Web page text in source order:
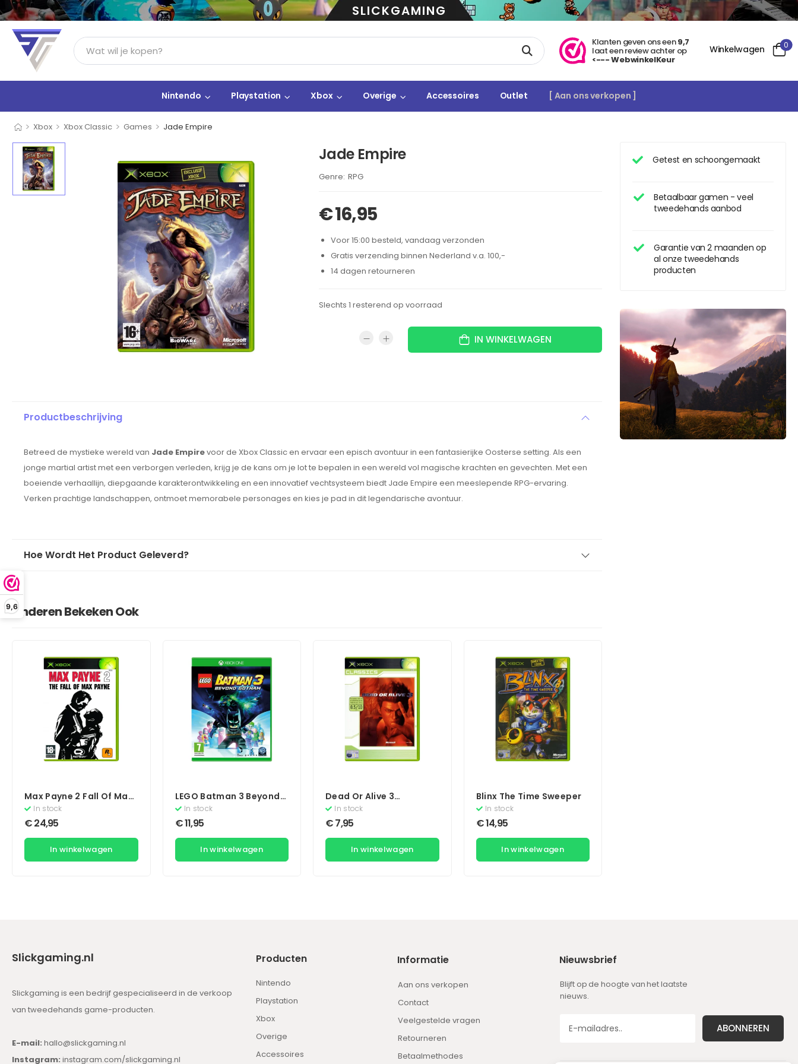
9,6
SLICKGAMING
Klanten geven ons een9,7
laat een review achter op
<--- WebwinkelKeur
Winkelwagen 0
Nintendo Playstation Xbox Overige Accessoires Outlet [ Aan ons verkopen ]
> Xbox > Xbox Classic > Games > Jade Empire
Getest en schoongemaakt
Betaalbaar gamen - veel
tweedehands aanbod
Garantie van 2 maanden op
al onze tweedehands
producten
Jade Empire
Brand:
RPG
€16,95
Voor 15:00 besteld, vandaag verzonden
Gratis verzending binnen Nederland v.a. 100,-
14 dagen retourneren
Slechts 1 resterend op voorraad
IN WINKELWAGEN
Productbeschrijving
Betreed de mystieke wereld van Jade Empirevoor de Xbox Classic en ervaar een episch avontuur in een fantasierijke Oosterse setting. Als een
jonge martial artist met een verborgen verleden, krijg je de kans om je lot te bepalen in een wereld vol magische krachten en gevechten. Met een
boeiende verhaallijn, diepgaande karakterontwikkeling en een innovatief vechtsysteem biedt Jade Empire een meeslepende RPG-ervaring.
Verken prachtige landschappen, ontmoet memorabele personages en kies je pad in dit legendarische avontuur.
Hoe Wordt Het Product Geleverd?
Anderen Bekeken Ook
Max Payne 2 Fall Of Max
Payne
In stock
€24,95
In winkelwagen
LEGO Batman 3 Beyond
Gotham
In stock
€11,95
In winkelwagen
Dead Or Alive 3
(Classics)
In stock
€7,95
In winkelwagen
Blinx The Time Sweeper
In stock
€14,95
In winkelwagen
Slickgaming.nl
Slickgaming is een bedrijf gespecialiseerd in de verkoop
van tweedehands game-producten.
E-mail: hallo@slickgaming.nl
Instagram: instagram.com/slickgaming.nl
Producten
Nintendo
Playstation
Xbox
Overige
Accessoires
Informatie
Aan ons verkopen
Contact
Veelgestelde vragen
Retourneren
Betaalmethodes
Nieuwsbrief
Blijft op de hoogte van het laatste
nieuws.